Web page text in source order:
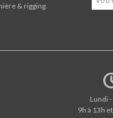
& rigging.
Lundi -
9h à 13h